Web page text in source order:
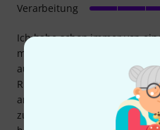
Ich habe schon immer von
meiner alten Bandzeit, weil
aus den 70ern hatte. Ich
Rickenbacker 330 (die ist aber
anderes Kaliber). Jedenfalls
zugelegt und bereue meine
Verarbeitung